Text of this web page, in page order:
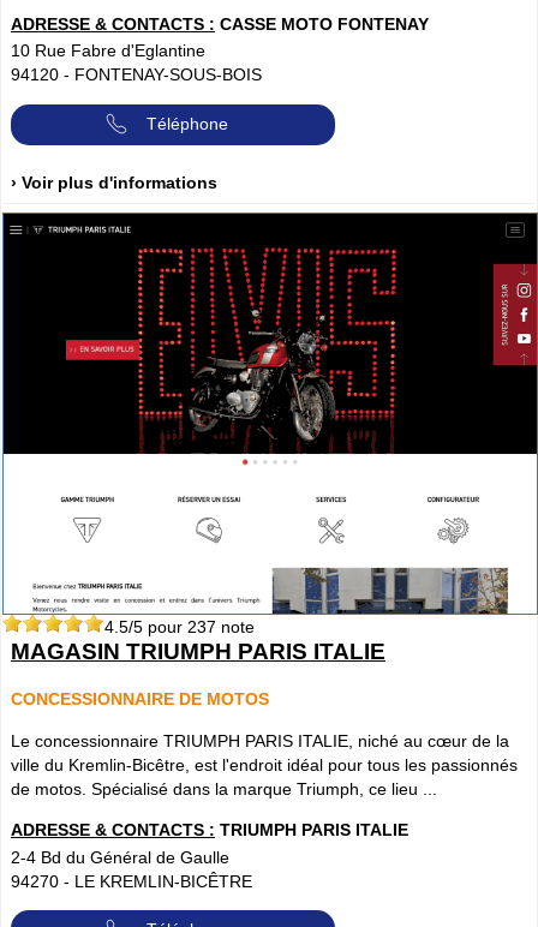
ADRESSE & CONTACTS : CASSE MOTO FONTENAY
10 Rue Fabre d'Eglantine
94120 - FONTENAY-SOUS-BOIS
Téléphone
› Voir plus d'informations
4.5/5 pour 237 note
MAGASIN TRIUMPH PARIS ITALIE
CONCESSIONNAIRE DE MOTOS
Le concessionnaire TRIUMPH PARIS ITALIE, niché au cœur de la
ville du Kremlin-Bicêtre, est l'endroit idéal pour tous les passionnés
de motos. Spécialisé dans la marque Triumph, ce lieu ...
ADRESSE & CONTACTS : TRIUMPH PARIS ITALIE
2-4 Bd du Général de Gaulle
94270 - LE KREMLIN-BICÊTRE